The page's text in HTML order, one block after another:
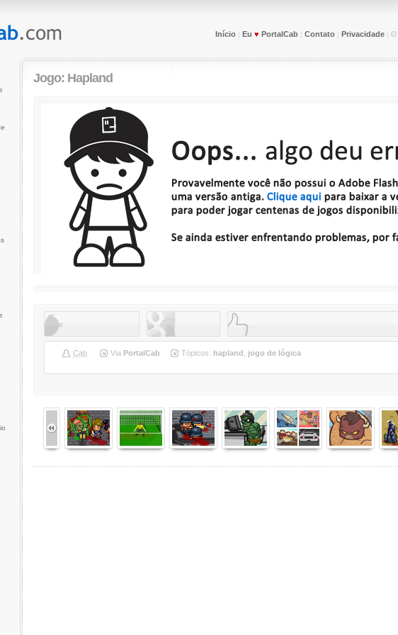
Início | Eu ♥ PortalCab | Contato | Privacidade |
Jogo: Hapland
Cab Via PortalCab Tópicos: hapland jogo de lógica